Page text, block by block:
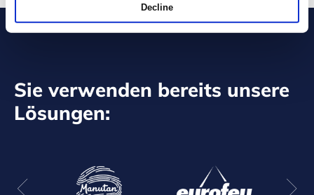
Decline
Sie verwenden bereits unsere
Lösungen: